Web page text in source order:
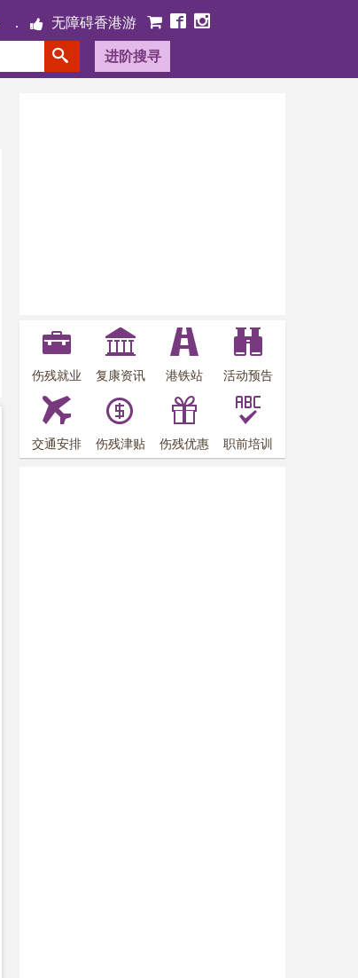
无障碍香港游
进阶搜寻
伤残就业 复康资讯 港铁站 活动预告
交通安排 伤残津贴 伤残优惠 职前培训